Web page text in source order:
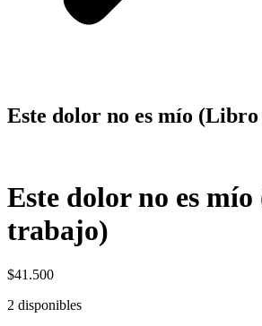
Este dolor no es mío
Este dolor no es
trabajo)
$41.500
2 disponibles